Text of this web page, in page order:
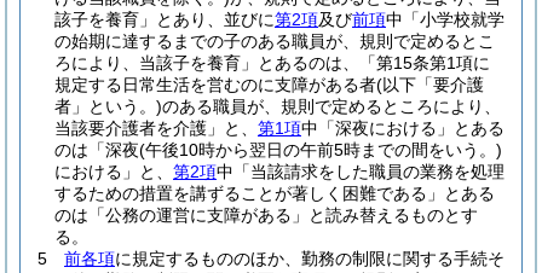
該子を養育」とあり、並びに第2項及び前項中「小学校就学
の始期に達するまでの子のある職員が、規則で定めるとこ
ろにより、当該子を養育」とあるのは、「第15条第1項に
規定する日常生活を営むのに支障がある者(以下「要介護
者」という。)のある職員が、規則で定めるところにより、
当該要介護者を介護」と、 第1項中「深夜における」とある
のは「深夜(午後10時から翌日の午前5時までの間をいう。)
における」と、 第2項中「当該請求をした職員の業務を処理
するための措置を講ずることが著しく困難である」とある
のは「公務の運営に支障がある」と読み替えるものとす
る。
5
前各項に規定するもののほか、勤務の制限に関する手続そ